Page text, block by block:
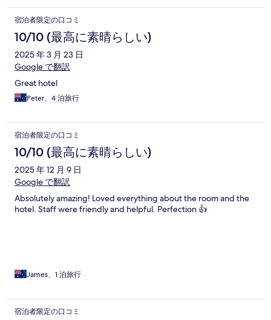
宿泊者限定の口コミ
10/10 (最高に素晴らしい)
2025 年 3 月 23 日
Google で翻訳
Great hotel
Peter、4 泊旅行
宿泊者限定の口コミ
10/10 (最高に素晴らしい)
2025 年 12 月 9 日
Google で翻訳
Absolutely amazing! Loved everything about the room and the
hotel. Staff were friendly and helpful. Perfection 👍
James、1 泊旅行
宿泊者限定の口コミ